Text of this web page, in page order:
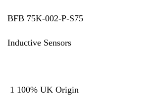
BFB 75K-002-P-S75
Inductive Sensors
1 100% UK Origin